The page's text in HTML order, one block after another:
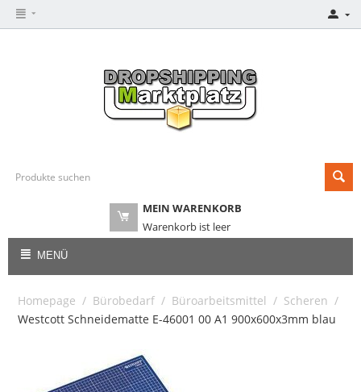
MEIN WARENKORB
Warenkorb ist leer
MENÜ
Homepage / Bürobedarf / Büroarbeitsmittel / Scheren /
Westcott Schneidematte E-46001 00 A1 900x600x3mm blau